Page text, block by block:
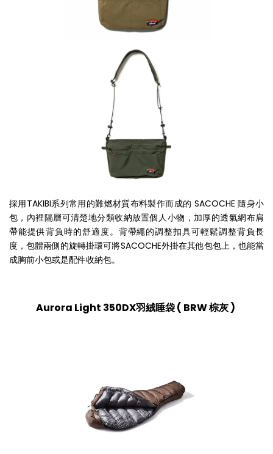
採用TAKIBI系列常用的難燃材質布料製作而成的 SACOCHE 隨身小
包，內裡隔層可清楚地分類收納放置個人小物，加厚的透氣網布肩
帶能提供背負時的舒適度。背帶繩的調整扣具可輕鬆調整背負長
度，包體兩側的旋轉掛環可將SACOCHE外掛在其他包包上，也能當
成胸前小包或是配件收納包。
Aurora Light 350DX羽絨睡袋( BRW 棕灰)